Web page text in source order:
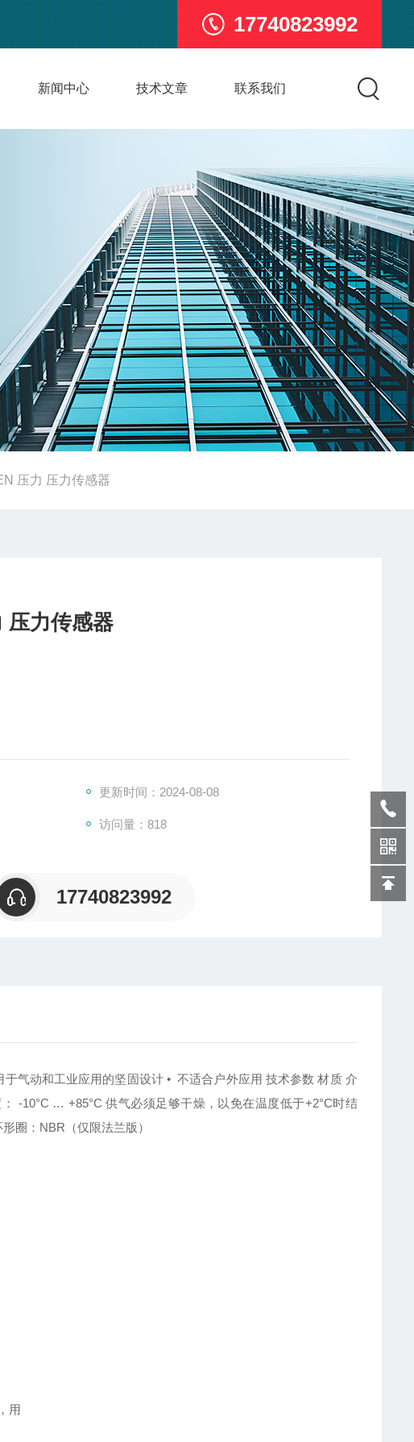
17740823992
新闻中心 技术文章 联系我们
压力 压力传感器
压力传感器
更新时间：2024-08-08
访问量：818
17740823992
于气动和工业应用的坚固设计 •不适合户外应用 技术参数 材质 介
-10°C … +85°C供气必须足够干燥，以免在温度低于+2°C时结
圈： NBR （仅限法兰版）
用